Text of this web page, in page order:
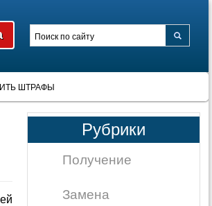
ШТРАФЫ
Рубрики
Получение
Замена